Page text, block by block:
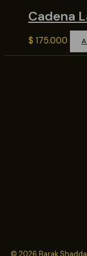
Cadena
$ 175.000
© 2026 Barak